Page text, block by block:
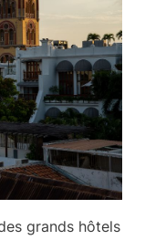
grands hôtels